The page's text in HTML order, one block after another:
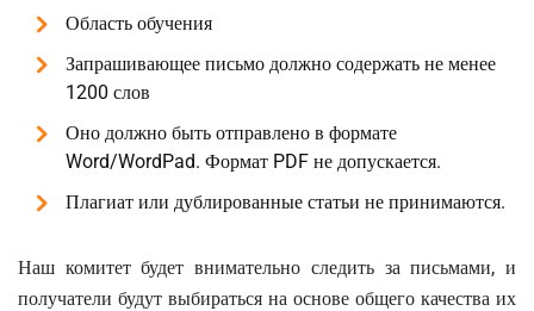
Область обучения
Запрашивающее письмо должно содержать не менее
1200 слов
Оно должно быть отправлено в формате
Word/WordPad. Формат PDF не допускается.
Плагиат или дублированные статьи не принимаются.
Наш комитет будет внимательно следить за письмами, и
получатели будут выбираться на основе общего качества их